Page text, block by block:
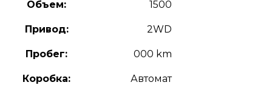
Объем: 1500
Привод: 2WD
Пробег: 000 km
Коробка: Автомат